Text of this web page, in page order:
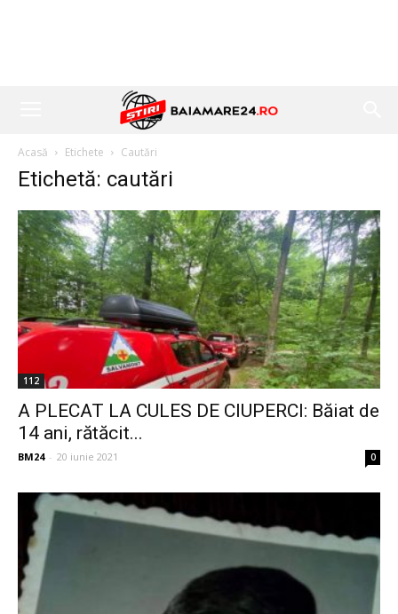
Acasă Etichete Cautări
Etichetă: cautări
112
A PLECAT LA CULES DE CIUPERCI: Băiat de
14 ani, rătăcit...
BM24 - 20 iunie 2021 0